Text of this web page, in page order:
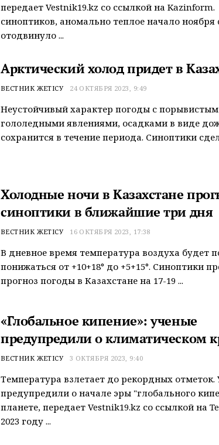
передает Vestnik19.kz со ссылкой на
синоптиков, аномально теплое начало ноября
отодвинуло ...
Арктический холод придет в
ВЕСТНИК ЖЕТІСУ 24 ОКТЯБРЯ 2023, 9:49
Неустойчивый характер погоды с
гололедными явлениями, осадками в виде
сохранится в течение периода. Синоптики
Холодные ночи в Казахстане
синоптики в ближайшие три дня
ВЕСТНИК ЖЕТІСУ 16 ОКТЯБРЯ 2023, 17:38
В дневное время температура воздуха будет
понижаться от +10+18° до +5+15°. Синоптики
прогноз погоды в Казахстане на 17-19 ...
«Глобальное кипение»: ученые
предупредили о климатическом
ВЕСТНИК ЖЕТІСУ 3 ОКТЯБРЯ 2023, 9:40
Температура взлетает до рекордных отметок.
предупредили о начале эры "глобального
планете, передает Vestnik19.kz со ссылкой на
2023 году ...